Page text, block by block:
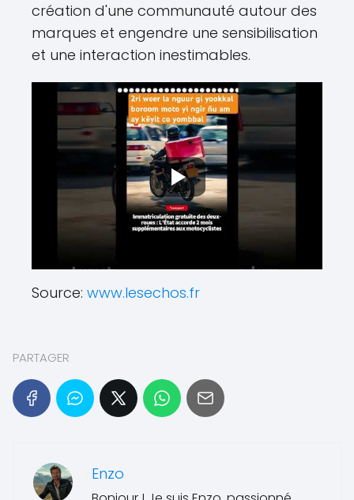
création d'une communauté autour des
marques et engendre une sensibilisation
et une interaction inestimables.
Source: www.lesechos.fr
PARTAGER
Enzo